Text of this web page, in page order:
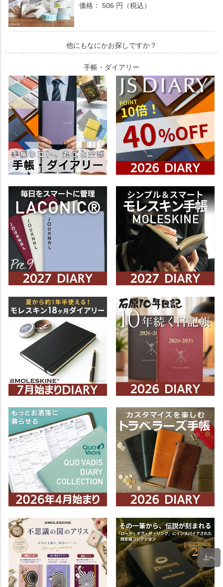
価格： 506 円（税込）
他にもなにかお探しですか？
手帳・ダイアリー